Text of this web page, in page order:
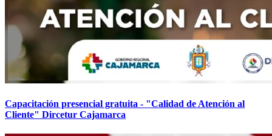
Capacitación presencial gratuita - "Calidad de Atención al
Cliente" Dircetur Cajamarca